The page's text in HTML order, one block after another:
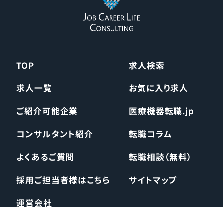
TOP
求人検索
求人一覧
お気に入り求人
ご紹介可能企業
医療機器転職.jp
コンサルタント紹介
転職コラム
よくあるご質問
転職相談（無料）
採用ご担当者様はこちら
サイトマップ
運営会社